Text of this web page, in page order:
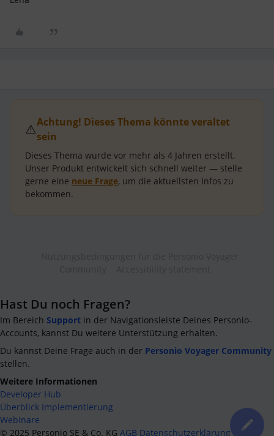
⚠️Achtung! Dieses Thema könnte veraltet
sein
Dieses Thema wurde vor mehr als 4 Jahren erstellt.
Unser Produkt entwickelt sich schnell weiter — stelle
gerne eine neue Frage, um die aktuellsten Infos zu
bekommen.
Hast Du noch Fragen?
Im Bereich Support in der Navigationsleiste Deines Personio-
Accounts, kannst Du weitere Unterstützung erhalten.
Du kannst Deine Frage auch in der Personio Voyager Community
stellen.
Weitere Informationen
Developer Hub
Überblick Implementierung
Webinare
© 2025 Personio SE & Co. KG AGB Datenschutzerklärung